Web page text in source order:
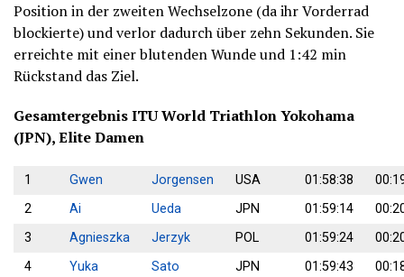
Position in der zweiten Wechselzone (da ihr Vorderrad
blockierte) und verlor dadurch über zehn Sekunden. Sie
erreichte mit einer blutenden Wunde und 1:42 min
Rückstand das Ziel.
Gesamtergebnis ITU World Triathlon Yokohama
(JPN), Elite Damen
1 Gwen Jorgensen USA 01:58:38
2
Ai Ueda JPN 01:59:14
3
Agnieszka Jerzyk POL 01:59:24
4
Yuka Sato JPN 01:59:43